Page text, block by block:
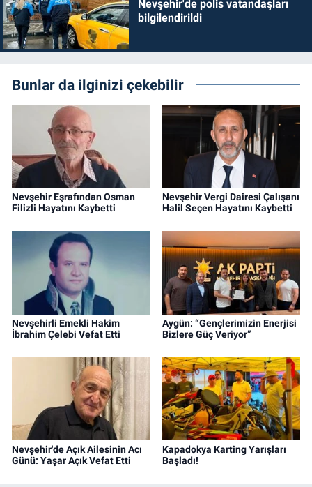
Nevşehir'de polis vatandaşları
bilgilendirildi
Bunlar da ilginizi çekebilir
Nevşehir Eşrafından Osman
Filizli Hayatını Kaybetti
Nevşehir Vergi Dairesi Çalışanı
Halil Seçen Hayatını Kaybetti
Nevşehirli Emekli Hakim
İbrahim Çelebi Vefat Etti
Aygün: “Gençlerimizin Enerjisi
Bizlere Güç Veriyor”
Nevşehir'de Açık Ailesinin Acı
Günü: Yaşar Açık Vefat Etti
Kapadokya Karting Yarışları
Başladı!